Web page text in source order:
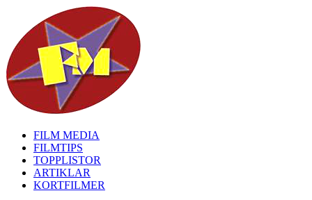
FILM MEDIA
FILMTIPS
TOPPLISTOR
ARTIKLAR
KORTFILMER